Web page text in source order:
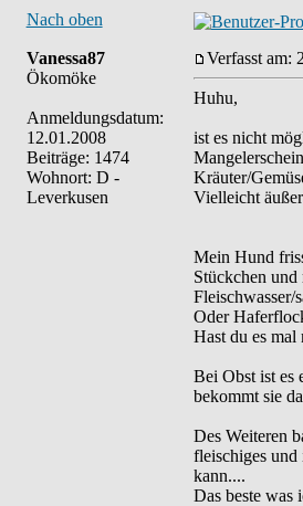
Nach oben
Vanessa87
Ökomöke
Anmeldungsdatum:
12.01.2008
Beiträge: 1474
Wohnort: D -
Leverkusen
Verfasst am:
Huhu,
ist es nicht
Kräuter/
Vielleicht
Mein Hund
Stückchen
Fleischwasser/
Oder
Hast du es
Bei Obst ist es
bekommt sie
Des Weiteren
fleischiges
kann....
Das beste was